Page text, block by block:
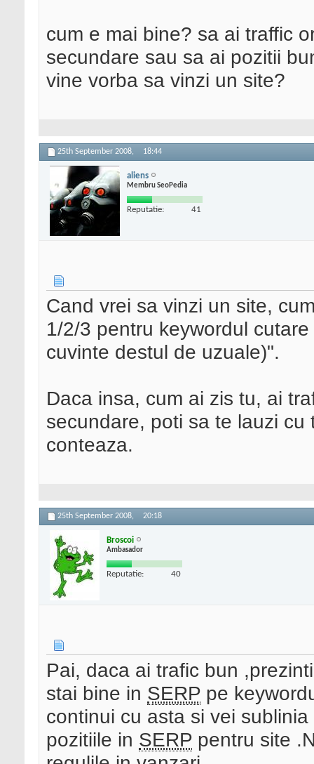
cum e mai bine? sa ai traffic
secundare sau sa ai pozitii
vine vorba sa vinzi un site?
25th September 2008, 18:44
aliens
Membru SeoPedia
Reputatie: 41
Cand vrei sa vinzi un site,
1/2/3 pentru keywordul
cuvinte destul de uzuale)".
Daca insa, cum ai zis tu, ai
secundare, poti sa te lauzi
conteaza.
25th September 2008, 20:18
Broscoi
Ambasador
Reputatie: 40
Pai, daca ai trafic bun
stai bine in SERP pe
continui cu asta si vei
pozitiile in SERP pentru site